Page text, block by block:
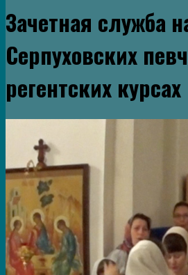
Зачетная служба
Серпуховских
регентских курсах